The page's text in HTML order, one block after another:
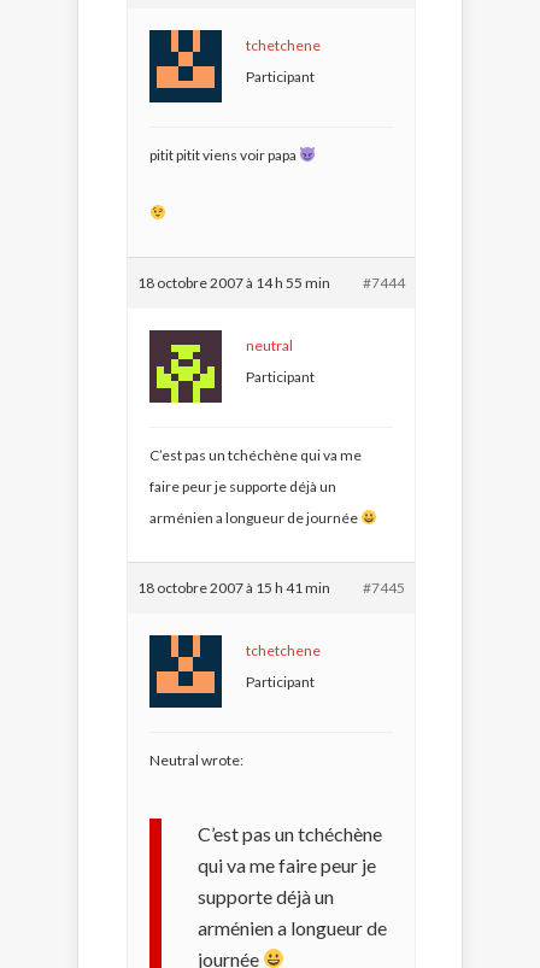
tchetchene
Participant
pitit pitit viens voir papa
18 octobre 2007 à 14 h 55 min #7444
neutral
Participant
C’est pas un tchéchène qui va me
faire peur je supporte déjà un
arménien a longueur de journée
18 octobre 2007 à 15 h 41 min #7445
tchetchene
Participant
Neutral wrote:
C’est pas un tchéchène
qui va me faire peur je
supporte déjà un
arménien a longueur de
journée